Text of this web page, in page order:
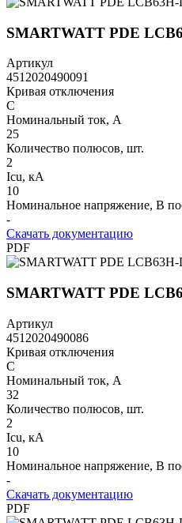
SMARTWATT PDE
Артикул
4512020490091
Кривая отключения
C
Номинальный ток, А
25
Количество полюсов, шт.
2
Icu, кА
10
Номинальное напряжение, В
-
Скачать документацию
PDF
SMARTWATT PDE
Артикул
4512020490086
Кривая отключения
C
Номинальный ток, А
32
Количество полюсов, шт.
2
Icu, кА
10
Номинальное напряжение, В
-
Скачать документацию
PDF